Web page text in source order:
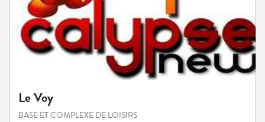
Le Voy
BASE ET COMPLEXE DE LOISIRS